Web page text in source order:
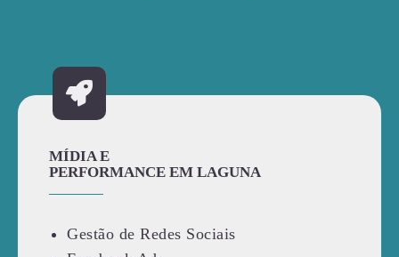
MÍDIA E
PERFORMANCE EM LAGUNA
Gestão de Redes Sociais